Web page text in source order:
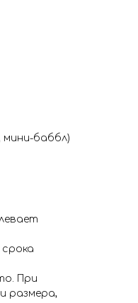
мини-баббл)
При
размера,